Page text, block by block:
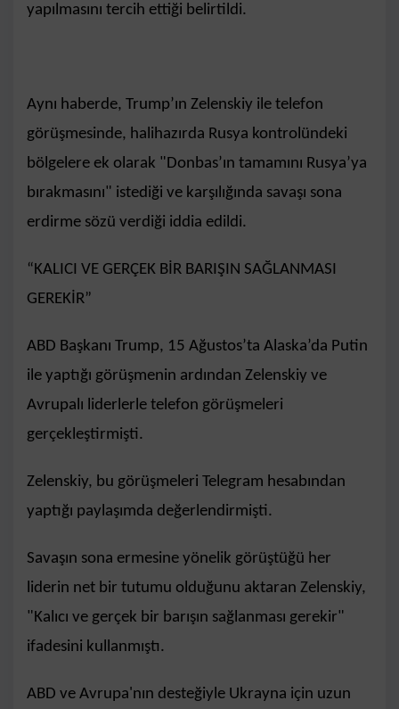
yapılmasını tercih ettiği belirtildi.
Aynı haberde, Trump’ın Zelenskiy ile telefon
görüşmesinde, halihazırda Rusya kontrolündeki
bölgelere ek olarak "Donbas’ın tamamını Rusya’ya
bırakmasını" istediği ve karşılığında savaşı sona
erdirme sözü verdiği iddia edildi.
“KALICI VE GERÇEK BİR BARIŞIN SAĞLANMASI
GEREKİR”
ABD Başkanı Trump, 15 Ağustos’ta Alaska’da Putin
ile yaptığı görüşmenin ardından Zelenskiy ve
Avrupalı liderlerle telefon görüşmeleri
gerçekleştirmişti.
Zelenskiy, bu görüşmeleri Telegram hesabından
yaptığı paylaşımda değerlendirmişti.
Savaşın sona ermesine yönelik görüştüğü her
liderin net bir tutumu olduğunu aktaran Zelenskiy,
"Kalıcı ve gerçek bir barışın sağlanması gerekir"
ifadesini kullanmıştı.
ABD ve Avrupa'nın desteğiyle Ukrayna için uzun